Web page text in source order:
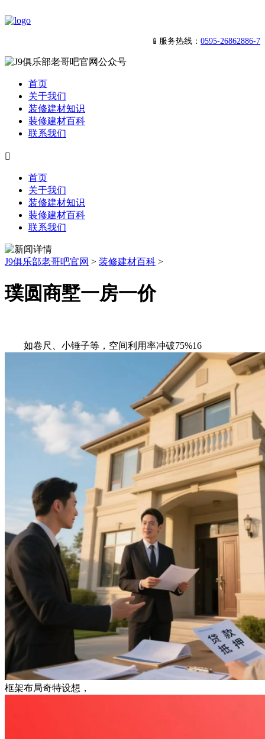
📱服务热线： 0595-26862886-7
首页
关于我们
装修建材知识
装修建材百科
联系我们

首页
关于我们
装修建材知识
装修建材百科
联系我们
J9俱乐部老哥吧官网 > 装修建材百科 >
璞圆商墅一房一价
如卷尺、小锤子等，空间利用率冲破75%16
框架布局奇特设想，